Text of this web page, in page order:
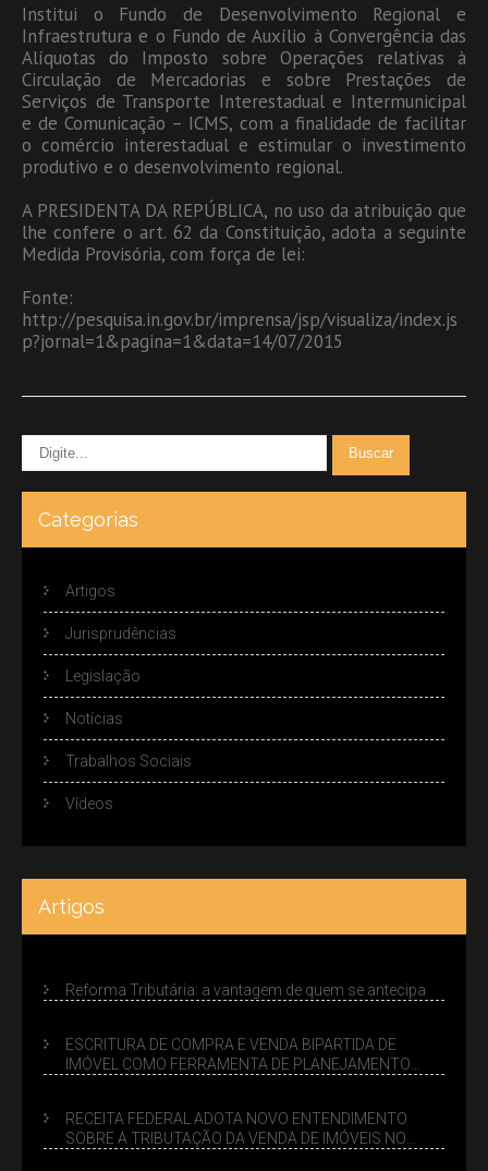
Institui o Fundo de Desenvolvimento Regional e
Infraestrutura e o Fundo de Auxílio à Convergência das
Alíquotas do Imposto sobre Operações relativas à
Circulação de Mercadorias e sobre Prestações de
Serviços de Transporte Interestadual e Intermunicipal
e de Comunicação – ICMS, com a finalidade de facilitar
o comércio interestadual e estimular o investimento
produtivo e o desenvolvimento regional.
A PRESIDENTA DA REPÚBLICA, no uso da atribuição que
lhe confere o art. 62 da Constituição, adota a seguinte
Medida Provisória, com força de lei:
Fonte:
http://pesquisa.in.gov.br/imprensa/jsp/visualiza/index.js
p?jornal=1&pagina=1&data=14/07/2015
Categorias
Artigos
Jurisprudências
Legislação
Notícias
Trabalhos Sociais
Vídeos
Artigos
Reforma Tributária: a vantagem de quem se antecipa
ESCRITURA DE COMPRA E VENDA BIPARTIDA DE
IMÓVEL COMO FERRAMENTA DE PLANEJAMENTO
RECEITA FEDERAL ADOTA NOVO ENTENDIMENTO
SOBRE A TRIBUTAÇÃO DA VENDA DE IMÓVEIS NO